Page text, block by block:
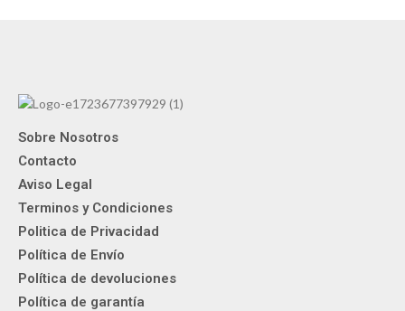
Sobre Nosotros
Contacto
Aviso Legal
Terminos y Condiciones
Politica de Privacidad
Política de Envío
Política de devoluciones
Política de garantía